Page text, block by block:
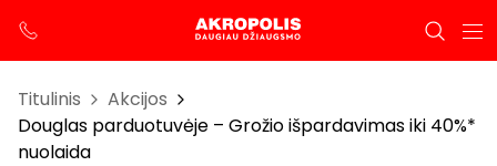
Titulinis
Akcijos
Douglas parduotuvėje – Grožio išpardavimas iki 40%*
nuolaida